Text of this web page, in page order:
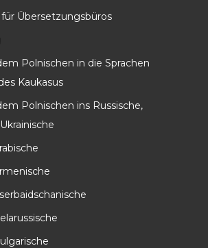
Übersetzungsbüros
Polnischen in die Sprachen
Kaukasus
Polnischen ins Russische,